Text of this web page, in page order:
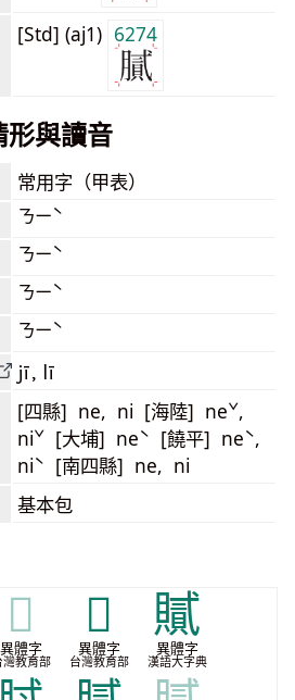
[Std] (aj1) 6274
形與讀音
常用字（甲表）
ㄋㄧˋ
ㄋㄧˋ
ㄋㄧˋ
ㄋㄧˋ
jī, lī
[四縣] ne, ni [海陸] neˇ,
niˇ [大埔] neˋ [饒平] neˋ,
niˋ [南四縣] ne, ni
基本包
𦡸
異體字
灣教育部
𧸉
異體字
台灣教育部
𧸐
異體字
漢語大字典